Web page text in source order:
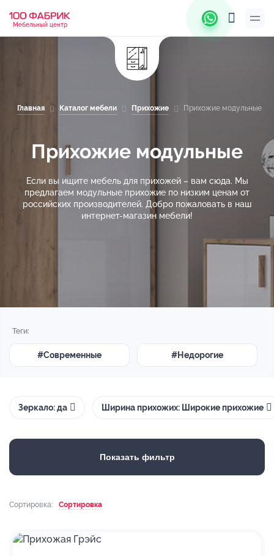
Мебельный центр
Главная Каталог мебели Прихожие Прихожие модульные
Прихожие модульные
Если вы ищите мебель для прихожей – вам сюда. Мы
предлагаем модульные прихожие по низким ценам от
российских производителей. Добро пожаловать в наш
интернет-магазин мебели!
Теги:
#Современные #Недорогие
Зеркало: да Ширина прихожих: Широкие прихожие
Показать фильтр
Сортировка: Сортировка